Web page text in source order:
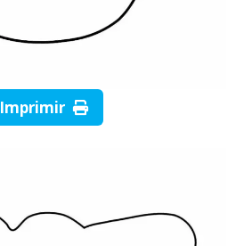
Imprimir